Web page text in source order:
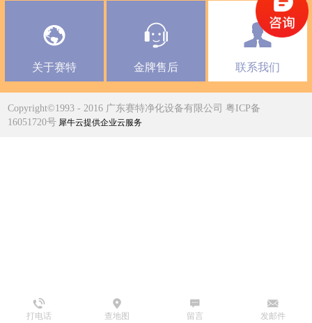
关于赛特 金牌售后 联系我们
Copyright©1993 - 2016 广东赛特净化设备有限公司 粤ICP备
16051720号 犀牛云提供企业云服务
打电话 查地图 发邮件
留言